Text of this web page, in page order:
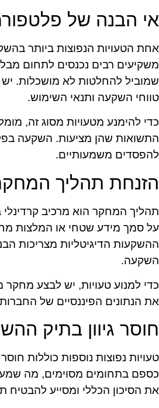
אי הבנה של
אחת הטעויות הנפוצות ביותר
משקיעים רבים נכנסים לתחום
שמוביל להחלטות לא מושכלות. יש
טווחי השקעה ותנאי השימוש.
כדי להימנע מטעויות מסוג זה,
התשואות שהן מציעות. השקעה
להפסדים משמעותיים.
הזנחת תהליך
תהליך המחקר הוא מרכיב
על סמך מידע שטחי או המלצות
ההשקעות הדיגיטליות מצריכות
השקעה.
כדי למנוע טעויות, יש לבצע
את הנתונים הפיננסיים של
חוסר גיוון בתיק
טעויות נפוצות נוספות כוללות
כספם בתחומים מסוימים, מה
את הסיכון הכללי ומסייע להבטיח